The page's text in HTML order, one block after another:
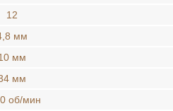
12
мм
мм
мм
об/мин